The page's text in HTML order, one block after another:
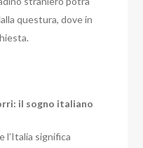
questura, dove in
il sogno italiano
l’Italia significa